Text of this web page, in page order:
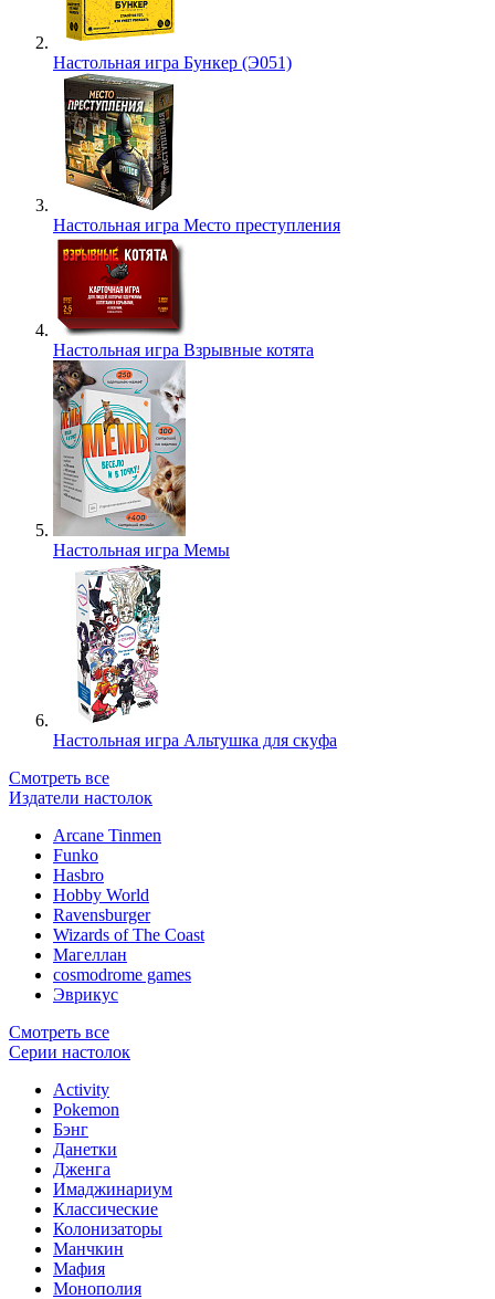
Настольная игра Бункер (Э051)
Настольная игра Место преступления
Настольная игра Взрывные котята
Настольная игра Мемы
Настольная игра Альтушка для скуфа
Смотреть все
Издатели настолок
Arcane Tinmen
Funko
Hasbro
Hobby World
Ravensburger
Wizards of The Coast
Магеллан
сosmodrome games
Эврикус
Смотреть все
Серии настолок
Activity
Pokemon
Бэнг
Данетки
Дженга
Имаджинариум
Классические
Колонизаторы
Манчкин
Мафия
Монополия